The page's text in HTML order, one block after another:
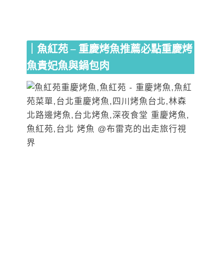
｜魚紅苑 – 重慶烤魚推薦必點重慶烤
魚貴妃魚與鍋包肉